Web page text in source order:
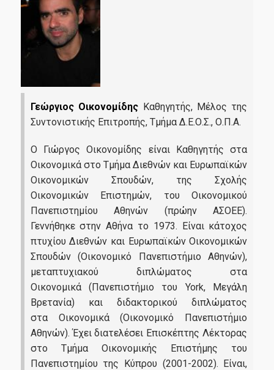
Γεώργιος Οικονομίδης Καθηγητής, Μέλος της
Συντονιστικής Επιτροπής, Τμήμα Δ.Ε.Ο.Σ., Ο.Π.Α.
Ο Γιώργος Οικονομίδης είναι Καθηγητής στα
Οικονομικά στο Τμήμα Διεθνών και Ευρωπαϊκών
Οικονομικών Σπουδών, της Σχολής
Οικονομικών Επιστημών, του Οικονομικού
Πανεπιστημίου Αθηνών (πρώην ΑΣΟΕΕ).
Γεννήθηκε στην Αθήνα το 1973. Είναι κάτοχος
πτυχίου Διεθνών και Ευρωπαϊκών Οικονομικών
Σπουδών (Οικονομικό Πανεπιστήμιο Αθηνών),
μεταπτυχιακού διπλώματος στα
Οικονομικά (Πανεπιστήμιο του York, Μεγάλη
Βρετανία) και διδακτορικού διπλώματος
στα Οικονομικά (Οικονομικό Πανεπιστήμιο
Αθηνών). Έχει διατελέσει Επισκέπτης Λέκτορας
στο Τμήμα Οικονομικής Επιστήμης του
Πανεπιστημίου της Κύπρου (2001-2002). Είναι,